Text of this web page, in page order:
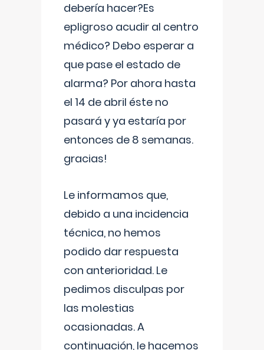
debería hacer?Es
epligroso acudir al centro
médico? Debo esperar a
que pase el estado de
alarma? Por ahora hasta
el 14 de abril éste no
pasará y ya estaría por
entonces de 8 semanas.
gracias!
Le informamos que,
debido a una incidencia
técnica, no hemos
podido dar respuesta
con anterioridad. Le
pedimos disculpas por
las molestias
ocasionadas. A
continuación, le hacemos